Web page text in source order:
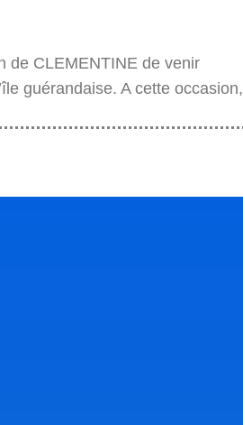
de CLEMENTINE de venir
guérandaise. A cette occasion,